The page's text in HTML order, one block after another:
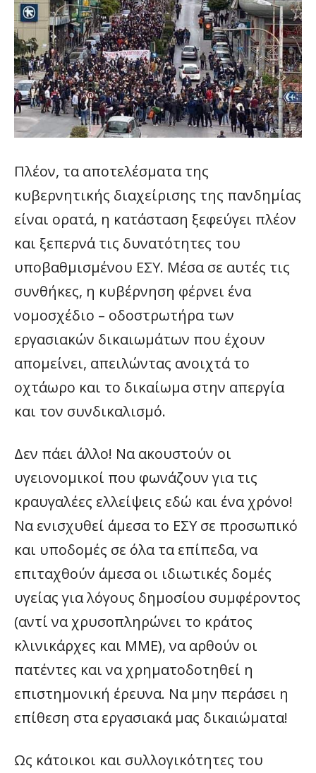
Πλέον, τα αποτελέσματα της
κυβερνητικής διαχείρισης της πανδημίας
είναι ορατά, η κατάσταση ξεφεύγει πλέον
και ξεπερνά τις δυνατότητες του
υποβαθμισμένου ΕΣΥ. Μέσα σε αυτές τις
συνθήκες, η κυβέρνηση φέρνει ένα
νομοσχέδιο – οδοστρωτήρα των
εργασιακών δικαιωμάτων που έχουν
απομείνει, απειλώντας ανοιχτά το
οχτάωρο και το δικαίωμα στην απεργία
και τον συνδικαλισμό.
Δεν πάει άλλο! Να ακουστούν οι
υγειονομικοί που φωνάζουν για τις
κραυγαλέες ελλείψεις εδώ και ένα χρόνο!
Να ενισχυθεί άμεσα το ΕΣΥ σε προσωπικό
και υποδομές σε όλα τα επίπεδα, να
επιταχθούν άμεσα οι ιδιωτικές δομές
υγείας για λόγους δημοσίου συμφέροντος
(αντί να χρυσοπληρώνει το κράτος
κλινικάρχες και ΜΜΕ), να αρθούν οι
πατέντες και να χρηματοδοτηθεί η
επιστημονική έρευνα. Να μην περάσει η
επίθεση στα εργασιακά μας δικαιώματα!
Ως κάτοικοι και συλλογικότητες του